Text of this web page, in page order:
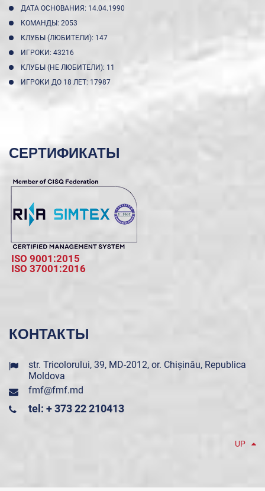
ДАТА ОСНОВАНИЯ: 14.04.1990
КОМАНДЫ: 2053
КЛУБЫ (ЛЮБИТЕЛИ): 147
ИГРОКИ: 43216
КЛУБЫ (НЕ ЛЮБИТЕЛИ): 11
ИГРОКИ ДО 18 ЛЕТ: 17987
СЕРТИФИКАТЫ
ISO 9001:2015
ISO 37001:2016
КОНТАКТЫ
str. Tricolorului, 39, MD-2012, or. Chișinău, Republica
Moldova
fmf@fmf.md
tel: + 373 22 210413
UP